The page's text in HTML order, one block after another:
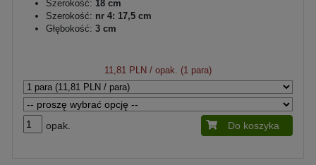
Szerokość: 18 cm
Szerokość: nr 4: 17,5 cm
Głębokość: 3 cm
11,81 PLN / opak. (1 para)
opak. Do koszyka